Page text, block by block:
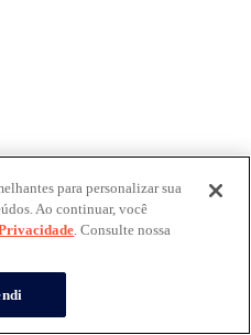
para personalizar sua
Ao continuar, você
. Consulte nossa